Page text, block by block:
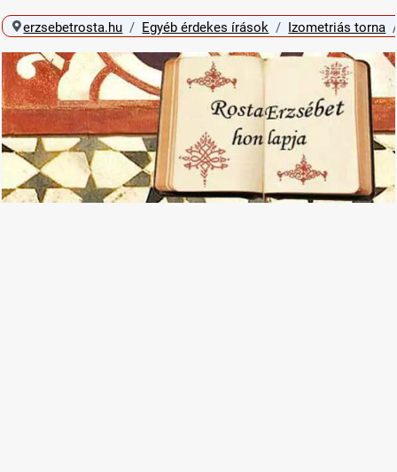
erzsebetrosta.hu Egyéb érdekes írások Izometriás torna